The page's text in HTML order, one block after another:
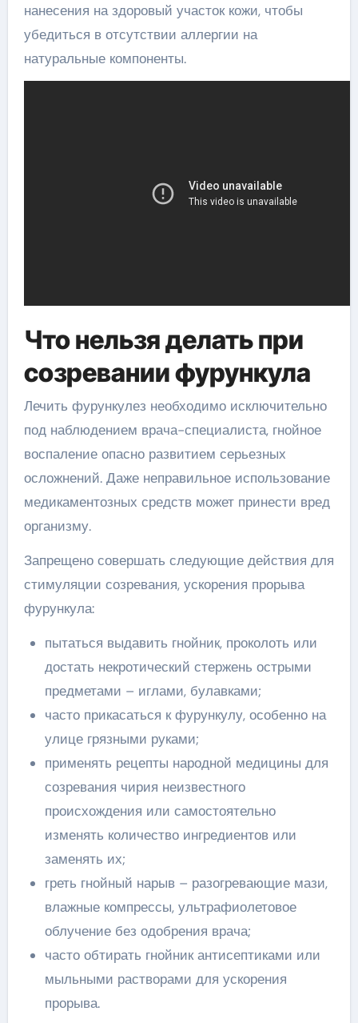
нанесения на здоровый участок кожи, чтобы
убедиться в отсутствии аллергии на
натуральные компоненты.
Что нельзя делать при
созревании фурункула
Лечить фурункулез необходимо исключительно
под наблюдением врача-специалиста, гнойное
воспаление опасно развитием серьезных
осложнений. Даже неправильное использование
медикаментозных средств может принести вред
организму.
Запрещено совершать следующие действия для
стимуляции созревания, ускорения прорыва
фурункула:
пытаться выдавить гнойник, проколоть или
достать некротический стержень острыми
предметами – иглами, булавками;
часто прикасаться к фурункулу, особенно на
улице грязными руками;
применять рецепты народной медицины для
созревания чирия неизвестного
происхождения или самостоятельно
изменять количество ингредиентов или
заменять их;
греть гнойный нарыв – разогревающие мази,
влажные компрессы, ультрафиолетовое
облучение без одобрения врача;
часто обтирать гнойник антисептиками или
мыльными растворами для ускорения
прорыва.